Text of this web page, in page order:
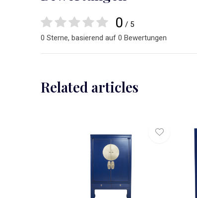
0 / 5
0 Sterne, basierend auf 0 Bewertungen
Related articles